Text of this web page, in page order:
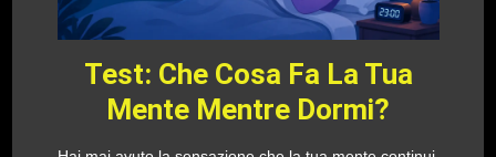
Test: Che Cosa Fa La Tua
Mente Mentre Dormi?